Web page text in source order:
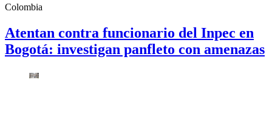
Colombia
Atentan contra funcionario del Inpec en
Bogotá: investigan panfleto con amenazas